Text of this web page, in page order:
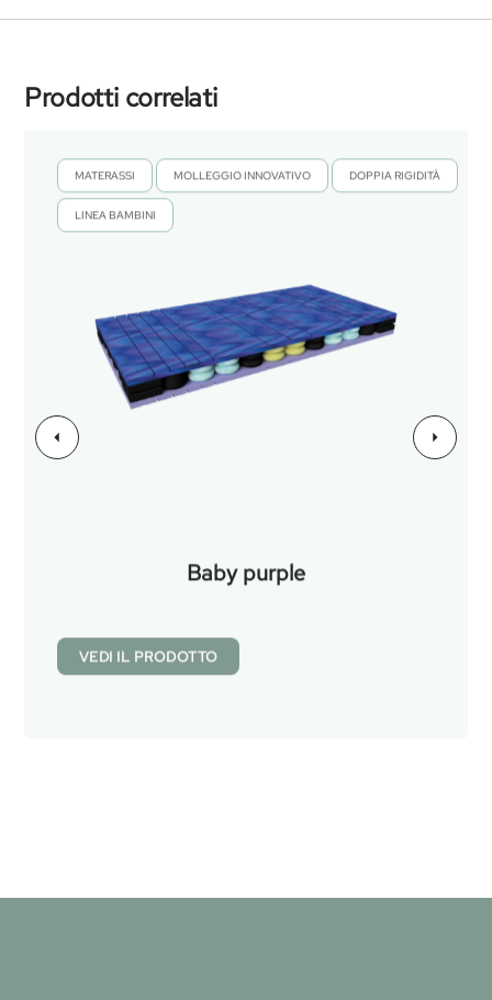
Prodotti correlati
MATERASSI MOLLEGGIO INNOVATIVO DOPPIA RIGIDITÀ
LINEA BAMBINI
Baby purple
VEDI IL PRODOTTO